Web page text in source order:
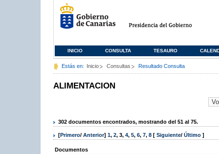
INICIO CONSULTA TESAURO
Estás en: Inicio Consultas Resultado Consulta
ALIMENTACION
302 documentos encontrados, mostrando del 51 al 75.
[Primero/ Anterior] 1, 2, 3, 4, 5, 6, 7, 8 [ Siguiente/ Último ]
Documentos